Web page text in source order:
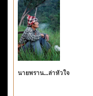
นายพราน...ล่าหัวใจ